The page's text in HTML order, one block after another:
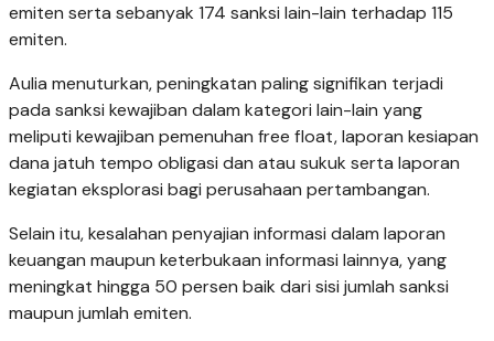
emiten serta sebanyak 174 sanksi lain-lain terhadap 115
emiten.
Aulia menuturkan, peningkatan paling signifikan terjadi
pada sanksi kewajiban dalam kategori lain-lain yang
meliputi kewajiban pemenuhan free float, laporan kesiapan
dana jatuh tempo obligasi dan atau sukuk serta laporan
kegiatan eksplorasi bagi perusahaan pertambangan.
Selain itu, kesalahan penyajian informasi dalam laporan
keuangan maupun keterbukaan informasi lainnya, yang
meningkat hingga 50 persen baik dari sisi jumlah sanksi
maupun jumlah emiten.